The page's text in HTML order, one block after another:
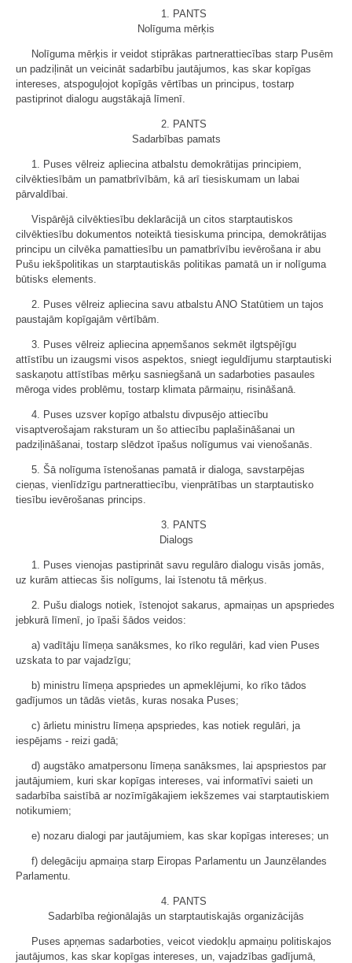
1. PANTS
Nolīguma mērķis
Nolīguma mērķis ir veidot stiprākas partnerattiecības starp Pusēm
un padziļināt un veicināt sadarbību jautājumos, kas skar kopīgas
intereses, atspoguļojot kopīgās vērtības un principus, tostarp
pastiprinot dialogu augstākajā līmenī.
2. PANTS
Sadarbības pamats
1. Puses vēlreiz apliecina atbalstu demokrātijas principiem,
cilvēktiesībām un pamatbrīvībām, kā arī tiesiskumam un labai
pārvaldībai.
Vispārējā cilvēktiesību deklarācijā un citos starptautiskos
cilvēktiesību dokumentos noteiktā tiesiskuma principa, demokrātijas
principu un cilvēka pamattiesību un pamatbrīvību ievērošana ir abu
Pušu iekšpolitikas un starptautiskās politikas pamatā un ir nolīguma
būtisks elements.
2. Puses vēlreiz apliecina savu atbalstu ANO Statūtiem un tajos
paustajām kopīgajām vērtībām.
3. Puses vēlreiz apliecina apņemšanos sekmēt ilgtspējīgu
attīstību un izaugsmi visos aspektos, sniegt ieguldījumu starptautiski
saskaņotu attīstības mērķu sasniegšanā un sadarboties pasaules
mēroga vides problēmu, tostarp klimata pārmaiņu, risināšanā.
4. Puses uzsver kopīgo atbalstu divpusējo attiecību
visaptverošajam raksturam un šo attiecību paplašināšanai un
padziļināšanai, tostarp slēdzot īpašus nolīgumus vai vienošanās.
5. Šā nolīguma īstenošanas pamatā ir dialoga, savstarpējas
cieņas, vienlīdzīgu partnerattiecību, vienprātības un starptautisko
tiesību ievērošanas princips.
3. PANTS
Dialogs
1. Puses vienojas pastiprināt savu regulāro dialogu visās jomās,
uz kurām attiecas šis nolīgums, lai īstenotu tā mērķus.
2. Pušu dialogs notiek, īstenojot sakarus, apmaiņas un apspriedes
jebkurā līmenī, jo īpaši šādos veidos:
a) vadītāju līmeņa sanāksmes, ko rīko regulāri, kad vien Puses
uzskata to par vajadzīgu;
b) ministru līmeņa apspriedes un apmeklējumi, ko rīko tādos
gadījumos un tādās vietās, kuras nosaka Puses;
c) ārlietu ministru līmeņa apspriedes, kas notiek regulāri, ja
iespējams - reizi gadā;
d) augstāko amatpersonu līmeņa sanāksmes, lai apspriestos par
jautājumiem, kuri skar kopīgas intereses, vai informatīvi saieti un
sadarbība saistībā ar nozīmīgākajiem iekšzemes vai starptautiskiem
notikumiem;
e) nozaru dialogi par jautājumiem, kas skar kopīgas intereses; un
f) delegāciju apmaiņa starp Eiropas Parlamentu un Jaunzēlandes
Parlamentu.
4. PANTS
Sadarbība reģionālajās un starptautiskajās organizācijās
Puses apņemas sadarboties, veicot viedokļu apmaiņu politiskajos
jautājumos, kas skar kopīgas intereses, un, vajadzības gadījumā,